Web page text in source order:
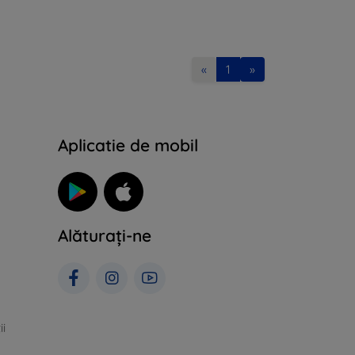
« 1 »
Aplicatie de mobil
Alăturați-ne